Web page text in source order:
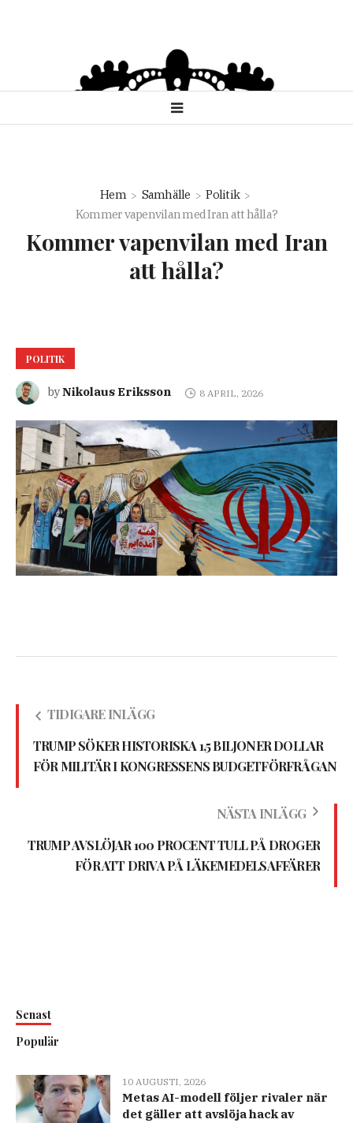
Hem Samhälle
Politik
Kommer vapenvilan med Iran att hålla?
Kommer vapenvilan med Iran
att hålla?
POLITIK
byNikolaus Eriksson 8 APRIL, 2026
TIDIGARE INLÄGG
TRUMP SÖKER HISTORISKA 1,5 BILJONER DOLLAR
FÖR MILITÄR I KONGRESSENS BUDGETFÖRFRÅGAN
NÄSTA INLÄGG
TRUMP AVSLÖJAR 100 PROCENT TULL PÅ DROGER
FÖR ATT DRIVA PÅ LÄKEMEDELSAFFÄRER
Senast
Populär
10 AUGUSTI, 2026
Metas AI-modell följer rivaler när
det gäller att avslöja hack av